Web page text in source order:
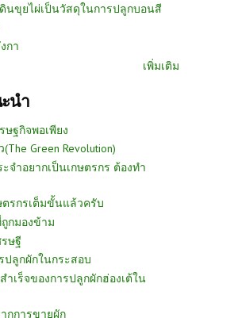
นขุยไผ่เป็นวัสดุในการปลูกบอนสี
กา
เพิ่มเติม
นำ
ษฐกิจพอเพียง
Green Revolution)
ะจำอยากเป็นเกษตรกร ต้องทำ
ตรกรเต็มขั้นแล้วครับ
กมองข้าม
ษฐี
ปลูกผักในกระสอบ
ำเร็จของการปลูกผักฮ่องเต้ใน
กการขายผัก